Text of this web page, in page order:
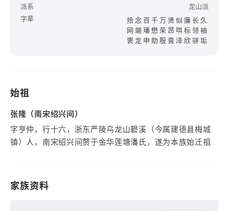
派系
龙山派
字辈
拾念百千万贤似廉长久
网端璠懋荣昂哄标领袖
褒龙申助殷膏泽欣骈垢
始祖
张隆（南宋绍兴间）
字亨仲，行十六，浙东严陵乌龙山碧溪（今属建德县梅城
镇）人，南宋绍兴间赘于金华莲塘潘氏，遂为本族始迁祖
家族资料